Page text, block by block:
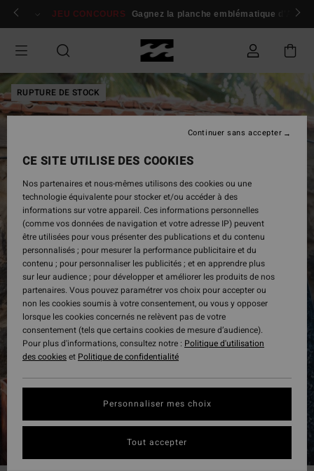
Passer
produit
Se connecter / s'inscrire
JEU CONCOURS Gagnez la planche emblématique d'Andy
RUPTURE DE STOCK
CE SITE UTILISE DES COOKIES
Nos partenaires et nous-mêmes utilisons des cookies ou une
technologie équivalente pour stocker et/ou accéder à des
informations sur votre appareil. Ces informations personnelles
(comme vos données de navigation et votre adresse IP) peuvent
être utilisées pour vous présenter des publications et du contenu
personnalisés ; pour mesurer la performance publicitaire et du
contenu ; pour personnaliser les publicités ; et en apprendre plus
sur leur audience ; pour développer et améliorer les produits de nos
partenaires. Vous pouvez paramétrer vos choix pour accepter ou
non les cookies soumis à votre consentement, ou vous y opposer
lorsque les cookies concernés ne relèvent pas de votre
consentement (tels que certains cookies de mesure d’audience).
Pour plus d'informations, consultez notre : Politique d'utilisation
des cookieset Politique de confidentialité
Personnaliser mes choix
Continuer sans accepter
Tout accepter